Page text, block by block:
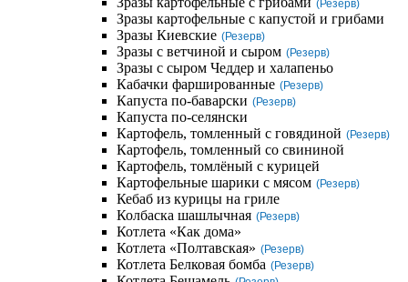
(Резерв)
Зразы картофельные с капустой и грибами
Зразы Киевские (Резерв)
Зразы с ветчиной и сыром (Резерв)
Зразы с сыром Чеддер и халапеньо
Кабачки фаршированные (Резерв)
Капуста по-баварски (Резерв)
Капуста по-селянски
Картофель, томленный с говядиной (Резерв)
Картофель, томленный со свининой
Картофель, томлёный с курицей
Картофельные шарики с мясом (Резерв)
Кебаб из курицы на гриле
Колбаска шашлычная (Резерв)
Котлета «Как дома»
Котлета «Полтавская» (Резерв)
Котлета Белковая бомба (Резерв)